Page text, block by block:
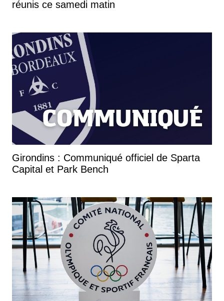
réunis ce samedi matin
Girondins : Communiqué officiel de Sparta
Capital et Park Bench